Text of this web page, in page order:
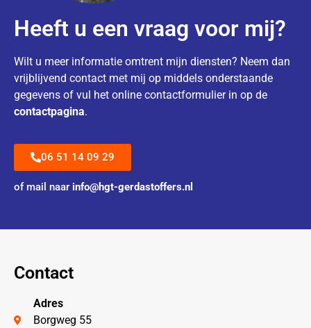
Heeft u een vraag voor mij?
Wilt u meer informatie omtrent mijn diensten? Neem dan
vrijblijvend contact met mij op middels onderstaande
gegevens of vul het online contactformulier in op de
contactpagina.
06 51 14 09 29
of mail naar info@hgt-gerdastoffers.nl
Contact
Adres
Borgweg 55